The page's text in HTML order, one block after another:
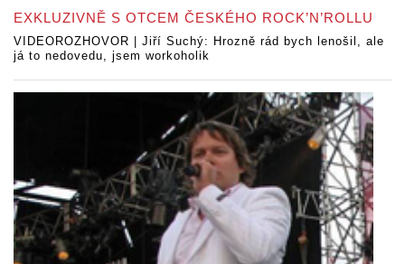
EXKLUZIVNĚ S OTCEM ČESKÉHO ROCK’N’ROLLU
VIDEOROZHOVOR | Jiří Suchý: Hrozně rád bych lenošil, ale
já to nedovedu, jsem workoholik